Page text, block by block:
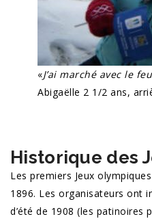
«J’ai marché avec le
Abigaëlle 2 1/2 ans,
Historique des
Les premiers Jeux
1896. Les organisateurs ont
d’été de 1908 (les patinoires